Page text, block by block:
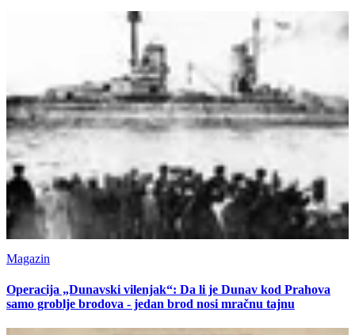
Magazin
Operacija „Dunavski vilenjak“: Da li je Dunav kod Prahova
samo groblje brodova - jedan brod nosi mračnu tajnu